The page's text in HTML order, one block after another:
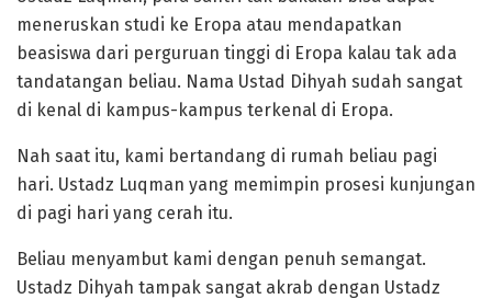
meneruskan studi ke Eropa atau mendapatkan
beasiswa dari perguruan tinggi di Eropa kalau tak ada
tandatangan beliau. Nama Ustad Dihyah sudah sangat
di kenal di kampus-kampus terkenal di Eropa.
Nah saat itu, kami bertandang di rumah beliau pagi
hari. Ustadz Luqman yang memimpin prosesi kunjungan
di pagi hari yang cerah itu.
Beliau menyambut kami dengan penuh semangat.
Ustadz Dihyah tampak sangat akrab dengan Ustadz